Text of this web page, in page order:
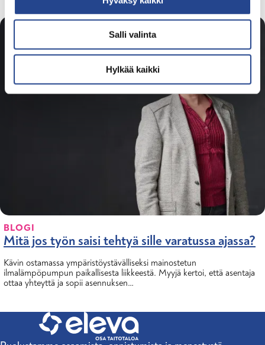
n
Salli valinta
Hylkää kaikki
BLOGI
Mitä jos työn saisi tehtyä sille varatussa ajassa?
Kävin ostamassa ympäristöystävälliseksi mainostetun
ilmalämpöpumpun paikallisesta liikkeestä. Myyjä kertoi, että asentaja
ottaa yhteyttä ja sopii asennuksen…